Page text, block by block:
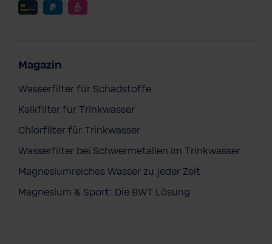
Magazin
Wasserfilter für Schadstoffe
Kalkfilter für Trinkwasser
Chlorfilter für Trinkwasser
Wasserfilter bei Schwermetallen im Trinkwasser
Magnesiumreiches Wasser zu jeder Zeit
Magnesium & Sport: Die BWT Lösung